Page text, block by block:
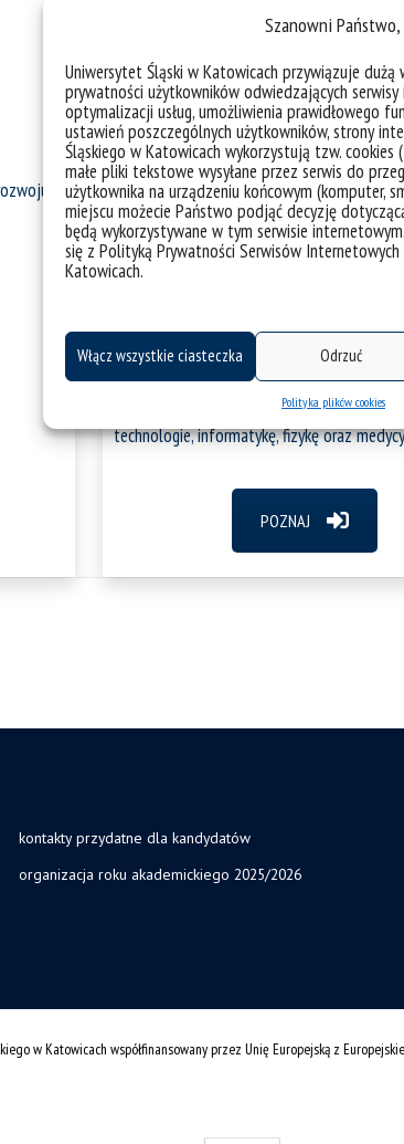
Szanowni Państwo,
Uniwersytet Śląski w Katowicach przywiązuje dużą
prywatności użytkowników odwiedzających
optymalizacji usług, umożliwienia prawidłowego
ustawień poszczególnych użytkowników, strony
Śląskiego w Katowicach wykorzystują tzw. cookies
małe pliki tekstowe wysyłane przez serwis do
użytkownika na urządzeniu końcowym (komputer,
miejscu możecie Państwo podjąć decyzję
będą wykorzystywane w tym serwisie
się z Polityką Prywatności Serwisów
Katowicach.
Włącz wszystkie ciasteczka Odrzuć
Polityka plików cookies
medyczny slang : rentgen
tomografia komputerowa (TK),
magnetyczny (MR), pozytonowa
emisyjna (PET), elektrokardiografia
elektroencefalografia (EEG),
dołączysz do grona przyjaciół
wspólną pasją.
W słowach fizyka medyczna znajdziesz:
technologie, informatykę, fizykę oraz
POZNAJ
kontakty przydatne dla kandydatów
organizacja roku akademickiego 2025/2026
w Katowicach współfinansowany przez Unię Europejską z